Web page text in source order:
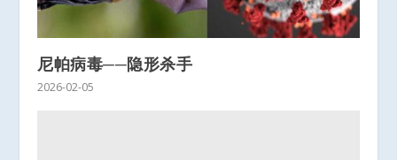
尼帕病毒──隐形杀手
2026-02-05